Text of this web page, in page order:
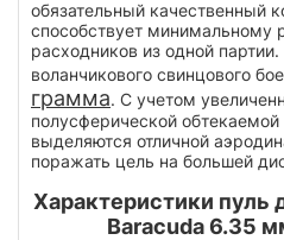
обязательный качественный
способствует
расходников из одной
воланчикового свинцового
грамма. С учетом
полусферической
выделяются отличной
поражать цель на большей
Характеристики пуль
Baracuda 6.35